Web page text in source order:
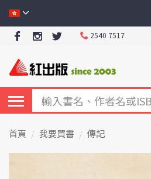
2540 7517
首頁 我要買書 傳記